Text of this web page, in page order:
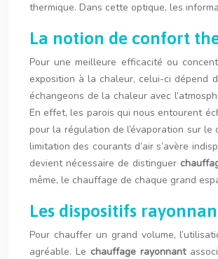
thermique. Dans cette optique, les
La notion de confort
Pour une meilleure efficacité ou
exposition à la chaleur, celui-ci dépend
échangeons de la chaleur avec
En effet, les parois qui nous entourent
pour la régulation de l’évaporation sur
limitation des courants d’air s’avère
devient nécessaire de distinguer
même, le chauffage de chaque grand
Les dispositifs
Pour chauffer un grand volume,
agréable. Le chauffage rayonnant